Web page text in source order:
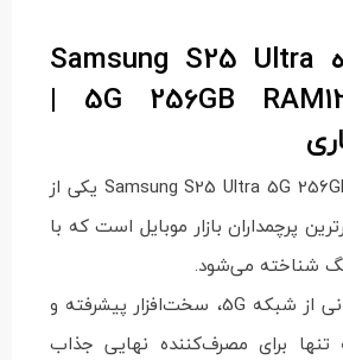
فروش عمده Samsung S25 Ultra
5G 256GB RAM12 Vietnam |
Samsung S25 Ultra 5G 256GB RAM12 Vietnam یکی از
پرچمداران بازار موبایل است که با
شناخته می‌شود.
این مدل با پشتیبانی از شبکه 5G، سخت‌افزار پیشرفته و
تنها برای مصرف‌کننده نهایی جذاب